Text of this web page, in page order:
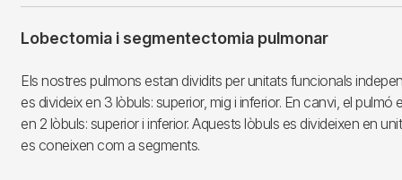
Lobectomia i segmentectomia pulmonar
Els nostres pulmons estan dividits per unitats funcionals
es divideix en 3 lòbuls: superior, mig i inferior. En canvi, el pulmó
en 2 lòbuls: superior i inferior. Aquests lòbuls es divideixen en
es coneixen com a segments.